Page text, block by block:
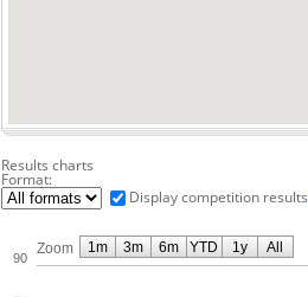
Results charts
Format:
Display competition results
Zoom
90
1m 3m 6m YTD 1y All